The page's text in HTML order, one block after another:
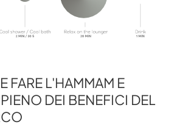
FARE L'HAMMAM E
DEI BENEFICI DEL